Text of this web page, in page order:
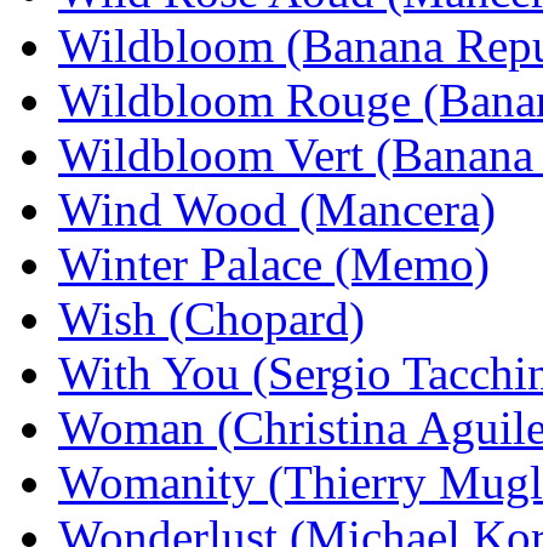
Wildbloom (Banana
Wildbloom Rouge
Wildbloom Vert
Wind Wood (Mancera)
Winter Palace (Memo)
Wish (Chopard)
With You (Sergio
Woman (Christina
Womanity (Thierry
Wonderlust (Michael